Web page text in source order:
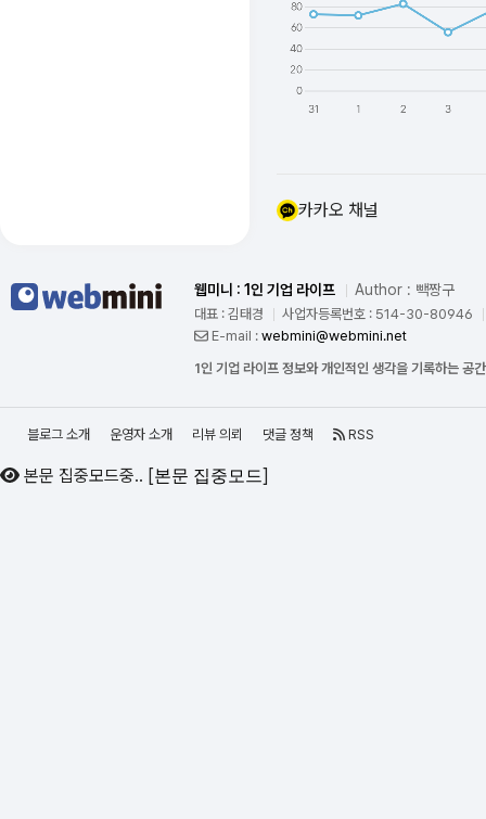
카카오 채널
웹미니 : 1인 기업 라이프 Author : 빽짱구
대표 : 김태경
사업자등록번호 : 514-30-80946
E-mail :webmini@webmini.net
1인 기업 라이프 정보와 개인적인 생각을 기록하는 공
블로그 소개 운영자 소개 리뷰 의뢰 댓글 정책 RSS
본문 집중모드중.. [본문 집중모드]